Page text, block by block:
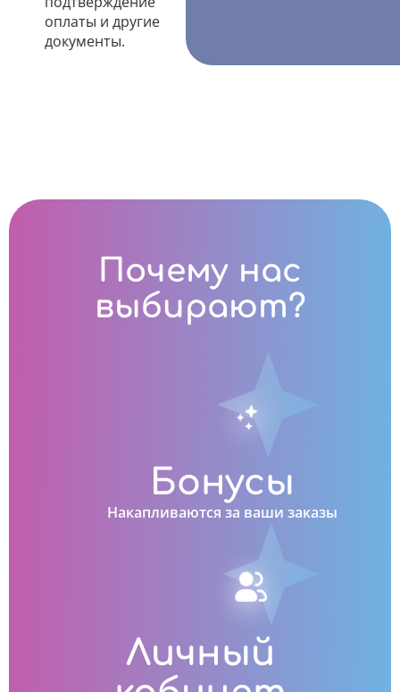
оплаты и другие
документы.
Почему нас
выбирают?
Бонусы
Накапливаются за ваши заказы
Личный